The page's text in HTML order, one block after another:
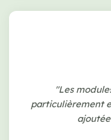
"Les
particulièrement